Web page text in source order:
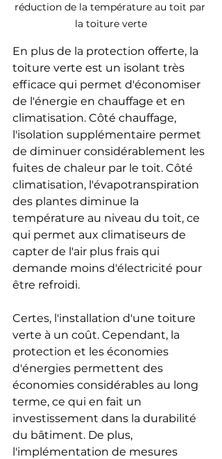
réduction de la température au toit par
la toiture verte
En plus de la protection offerte, la
toiture verte est un isolant très
efficace qui permet d'économiser
de l'énergie en chauffage et en
climatisation. Côté chauffage,
l'isolation supplémentaire permet
de diminuer considérablement les
fuites de chaleur par le toit. Côté
climatisation, l'évapotranspiration
des plantes diminue la
température au niveau du toit, ce
qui permet aux climatiseurs de
capter de l'air plus frais qui
demande moins d'électricité pour
être refroidi.
Certes, l'installation d'une toiture
verte à un coût. Cependant, la
protection et les économies
d'énergies permettent des
économies considérables au long
terme, ce qui en fait un
investissement dans la durabilité
du bâtiment. De plus,
l'implémentation de mesures